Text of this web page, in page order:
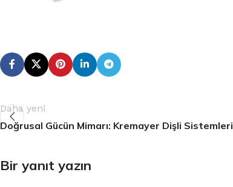
Daha yeni
Doğrusal Gücün Mimarı: Kremayer Dişli Sistemleri
Bir yanıt yazın